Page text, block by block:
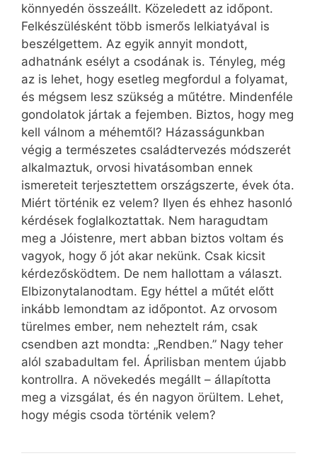
könnyedén összeállt. Közeledett az időpont.
Felkészülésként több ismerős lelkiatyával is
beszélgettem. Az egyik annyit mondott,
adhatnánk esélyt a csodának is. Tényleg, még
az is lehet, hogy esetleg megfordul a folyamat,
és mégsem lesz szükség a műtétre. Mindenféle
gondolatok jártak a fejemben. Biztos, hogy meg
kell válnom a méhemtől? Házasságunkban
végig a természetes családtervezés módszerét
alkalmaztuk, orvosi hivatásomban ennek
ismereteit terjesztettem országszerte, évek óta.
Miért történik ez velem? Ilyen és ehhez hasonló
kérdések foglalkoztattak. Nem haragudtam
meg a Jóistenre, mert abban biztos voltam és
vagyok, hogy ő jót akar nekünk. Csak kicsit
kérdezősködtem. De nem hallottam a választ.
Elbizonytalanodtam. Egy héttel a műtét előtt
inkább lemondtam az időpontot. Az orvosom
türelmes ember, nem neheztelt rám, csak
csendben azt mondta: „Rendben.” Nagy teher
alól szabadultam fel. Áprilisban mentem újabb
kontrollra. A növekedés megállt – állapította
meg a vizsgálat, és én nagyon örültem. Lehet,
hogy mégis csoda történik velem?